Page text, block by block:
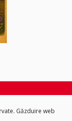
Găzduire web